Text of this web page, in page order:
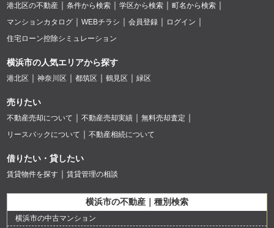
港北区の不動産 条件から検索 学区から検索
町名から検索
マンションカタログ
WEBチラシ 会員登録
ログイン
住宅ローン控除シミュレーション
横浜市の人気エリアから探す
港北区 神奈川区 都筑区 鶴見区 緑区
売りたい
不動産売却について 不動産売却実績
無料売却査定
リースバックについて
不動産相続について
借りたい・貸したい
賃貸物件を探す 賃貸管理の相談
横浜市の不動産｜種別検索
横浜市の中古マンション